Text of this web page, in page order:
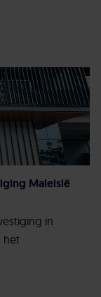
Maleisië
in
het